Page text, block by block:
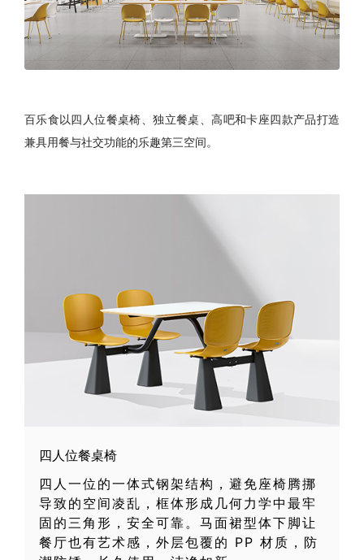
百乐食以四人位餐桌椅、独立餐桌、高吧和卡座四款产品打造
兼具用餐与社交功能的乐趣第三空间。
四人位餐桌椅
四人一位的一体式钢架结构，避免座椅腾挪
导致的空间凌乱，框体形成几何力学中最牢
固的三角形，安全可靠。马面裙型体下脚让
餐厅也有艺术感，外层包覆的 PP 材质，防